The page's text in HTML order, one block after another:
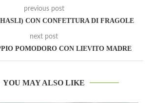
previous post
CON CONFETTURA DI FRAGOLE
next post
POMODORO CON LIEVITO MADRE
YOU MAY ALSO LIKE